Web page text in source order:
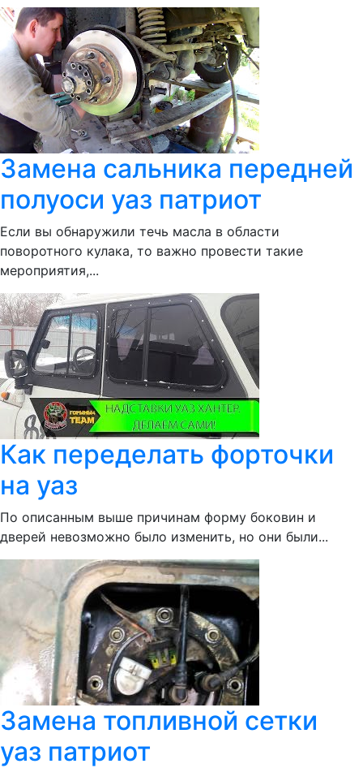
Замена сальника передней
полуоси уаз патриот
Если вы обнаружили течь масла в области
поворотного кулака, то важно провести такие
мероприятия,...
Как переделать форточки
на уаз
По описанным выше причинам форму боковин и
дверей невозможно было изменить, но они были...
Замена топливной сетки
уаз патриот